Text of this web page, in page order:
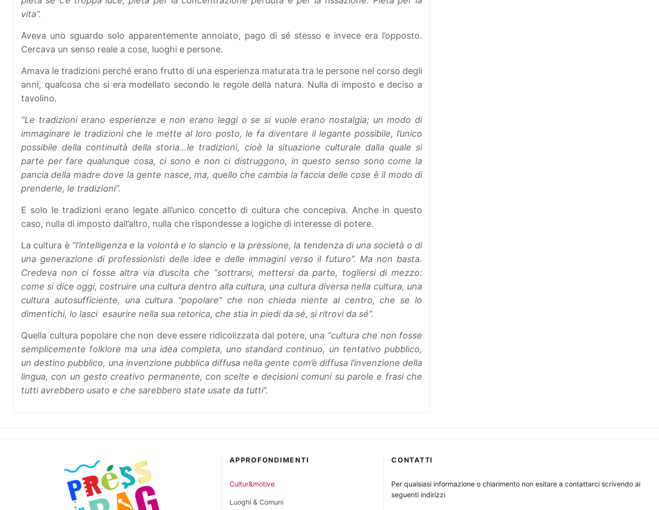
vita”.
Aveva uno sguardo solo apparentemente annoiato, pago di sé stesso e invece era l’opposto.
Cercava un senso reale a cose, luoghi e persone.
Amava le tradizioni perché erano frutto di una esperienza maturata tra le persone nel corso degli
anni, qualcosa che si era modellato secondo le regole della natura. Nulla di imposto e deciso a
tavolino.
“Le tradizioni erano esperienze e non erano leggi o se si vuole erano nostalgia; un modo di
immaginare le tradizioni che le mette al loro posto, le fa diventare il legante possibile, l’unico
possibile della continuità della storia…le tradizioni, cioè la situazione culturale dalla quale si
parte per fare qualunque cosa, ci sono e non ci distruggono, in questo senso sono come la
pancia della madre dove la gente nasce, ma, quello che cambia la faccia delle cose è il modo di
prenderle, le tradizioni”.
E solo le tradizioni erano legate all’unico concetto di cultura che concepiva. Anche in questo
caso, nulla di imposto dall’altro, nulla che rispondesse a logiche di interesse di potere.
La cultura è “l’intelligenza e la volontà e lo slancio e la pressione, la tendenza di una società o di
una generazione di professionisti delle idee e delle immagini verso il futuro”. Ma non basta.
Credeva non ci fosse altra via d’uscita che “sottrarsi, mettersi da parte, togliersi di mezzo:
come si dice oggi, costruire una cultura dentro alla cultura, una cultura diversa nella cultura, una
cultura autosufficiente, una cultura “popolare” che non chieda niente al centro, che se lo
dimentichi, lo lasci esaurire nella sua retorica, che stia in piedi da sé, si ritrovi da sé”.
Quella cultura popolare che non deve essere ridicolizzata dal potere, una “cultura che non fosse
semplicemente folklore ma una idea completa, uno standard continuo, un tentativo pubblico,
un destino pubblico, una invenzione pubblica diffusa nella gente com’è diffusa l’invenzione della
lingua, con un gesto creativo permanente, con scelte e decisioni comuni su parole e frasi che
tutti avrebbero usato e che sarebbero state usate da tutti”.
APPROFONDIMENTI
Cultur&motive
Luoghi & Comuni
CONTATTI
Per qualsiasi informazione o chiarimento non esitare a contattarci scrivendo ai
seguenti indirizzi